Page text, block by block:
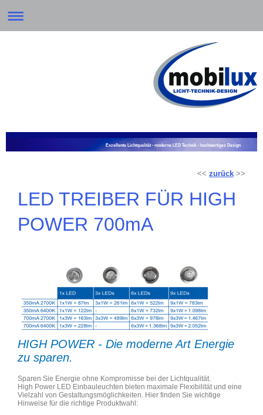
Exzellente Lichtqualität - moderne LED Technik - hochwertiges Design
<< zurück >>
LED TREIBER FÜR HIGH
POWER 700mA
HIGH POWER - Die moderne Art Energie
zu sparen.
Sparen Sie Energie ohne Kompromisse bei der Lichtqualität.
High Power LED Einbauleuchten bieten maximale Flexibilität und eine
Vielzahl von Gestaltungsmöglichkeiten. Hier finden Sie wichtige
Hinweise für die richtige Produktwahl: